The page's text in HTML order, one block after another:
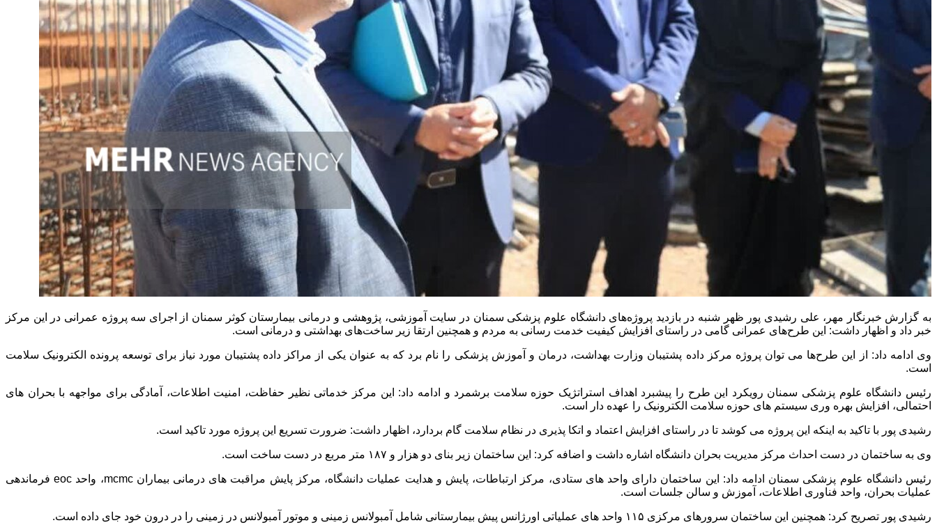
به گزارش خبرنگار مهر، علی رشیدی پور ظهر شنبه در بازدید پروژه‌های دانشگاه علوم پزشکی سمنان در سایت آموزشی، پژوهشی و درمانی بیمارستان کوثر سمنان از اجرای سه پروژه عمرانی در این مرکز
خبر داد و اظهار داشت: این طرح‌های عمرانی گامی در راستای افزایش کیفیت خدمت رسانی به مردم و همچنین ارتقا زیر ساخت‌های بهداشتی و درمانی است.
وی ادامه داد: از این طرح‌ها می توان‌ پروژه مرکز داده پشتیبان وزارت بهداشت، درمان و آموزش پزشکی را نام برد که به عنوان یکی از مراکز داده پشتیبان مورد نیاز برای توسعه پرونده الکترونیک سلامت
است.
رئیس دانشگاه علوم پزشکی سمنان رویکرد این طرح را پیشبرد اهداف استراتژیک حوزه سلامت برشمرد و ادامه داد: این مرکز خدماتی نظیر حفاظت، امنیت اطلاعات، آمادگی برای مواجهه با بحران های
احتمالی، افزایش بهره وری سیستم های حوزه سلامت الکترونیک را عهده دار است.
رشیدی پور با تاکید به اینکه این پروژه می کوشد تا در راستای افزایش اعتماد و اتکا پذیری در نظام سلامت گام بردارد، اظهار داشت: ضرورت تسریع این پروژه مورد تاکید است.
وی به ساختمان در دست احداث مرکز مدیریت بحران دانشگاه اشاره داشت و اضافه کرد: این ساختمان زیر بنای دو هزار و ۱۸۷ متر مربع در دست ساخت است.
رئیس دانشگاه علوم پزشکی سمنان ادامه داد: این ساختمان دارای واحد های ستادی، مرکز ارتباطات، پایش و هدایت عملیات دانشگاه، مرکز پایش مراقبت های درمانی بیماران mcmc، واحد eoc فرماندهی
عملیات بحران، واحد فناوری اطلاعات، آموزش و سالن جلسات است.
رشیدی پور تصریح کرد: همچنین این ساختمان سرورهای مرکزی ۱۱۵ واحد های عملیاتی اورژانس پیش بیمارستانی شامل آمبولانس زمینی و موتور آمبولانس در زمینی را در درون خود جای داده است.